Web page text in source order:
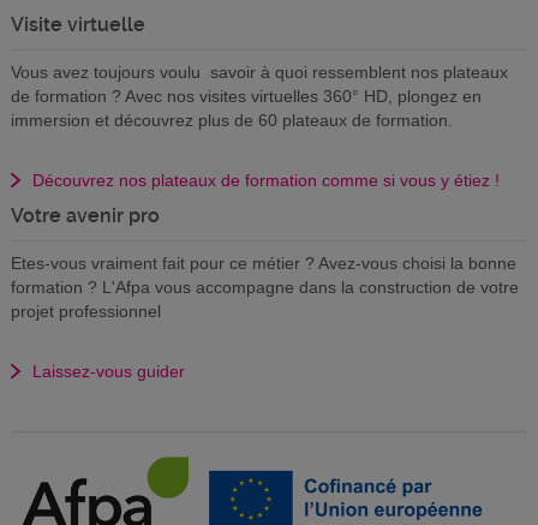
Visite virtuelle
Vous avez toujours voulu savoir à quoi ressemblent nos plateaux
de formation ? Avec nos visites virtuelles 360° HD, plongez en
immersion et découvrez plus de 60 plateaux de formation.
Découvrez nos plateaux de formation comme si vous y étiez !
Votre avenir pro
Etes-vous vraiment fait pour ce métier ? Avez-vous choisi la bonne
formation ? L'Afpa vous accompagne dans la construction de votre
projet professionnel
Laissez-vous guider